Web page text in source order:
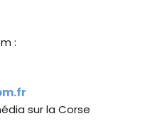
:
sur la Corse